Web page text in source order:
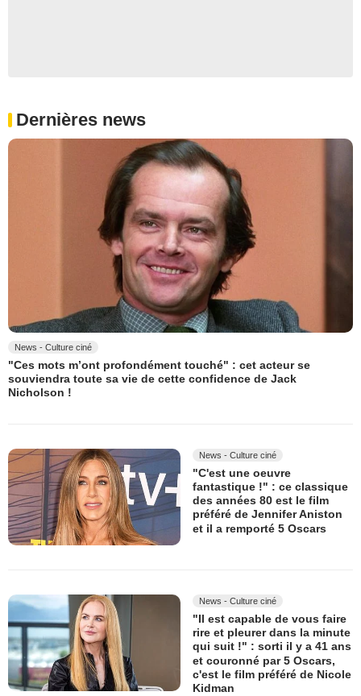
Dernières news
News - Culture ciné
"Ces mots m’ont profondément touché" : cet acteur se
souviendra toute sa vie de cette confidence de Jack
Nicholson !
News - Culture ciné
"C'est une oeuvre
fantastique !" : ce classique
des années 80 est le film
préféré de Jennifer Aniston
et il a remporté 5 Oscars
News - Culture ciné
"Il est capable de vous faire
rire et pleurer dans la minute
qui suit !" : sorti il y a 41 ans
et couronné par 5 Oscars,
c'est le film préféré de Nicole
Kidman